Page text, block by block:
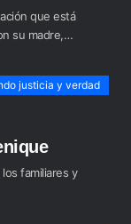
que está
su madre,…
justicia y verdad
familiares y